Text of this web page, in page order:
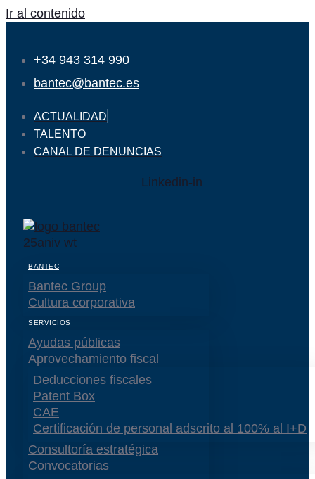
Ir al contenido
+34 943 314 990
bantec@bantec.es
ACTUALIDAD
TALENTO
CANAL DE DENUNCIAS
Linkedin-in
BANTEC
Bantec Group
Cultura corporativa
SERVICIOS
Ayudas públicas
Aprovechamiento fiscal
Deducciones fiscales
Patent Box
CAE
Certificación de personal adscrito al 100% al I+D
Consultoría estratégica
Convocatorias